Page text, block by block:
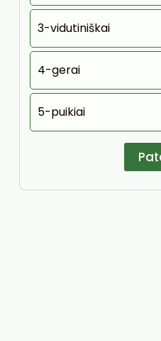
3-vidutiniškai
4-gerai
5-puikiai